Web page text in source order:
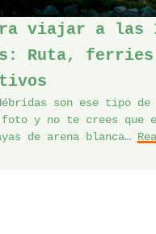
viajar a las
Ruta,
son ese tipo de
foto y no te crees que
de arena blanca…